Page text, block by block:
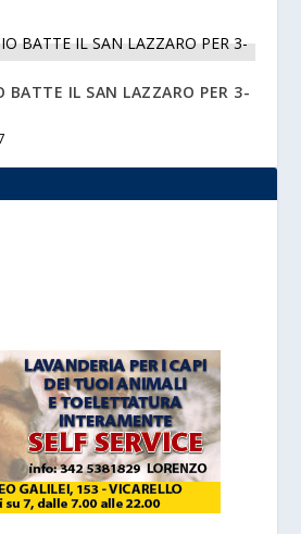
BATTE IL SAN LAZZARO PER 3-